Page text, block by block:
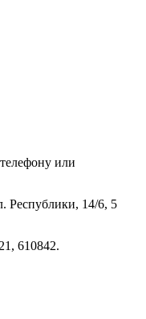
или
Республики, 14/6, 5
610842.